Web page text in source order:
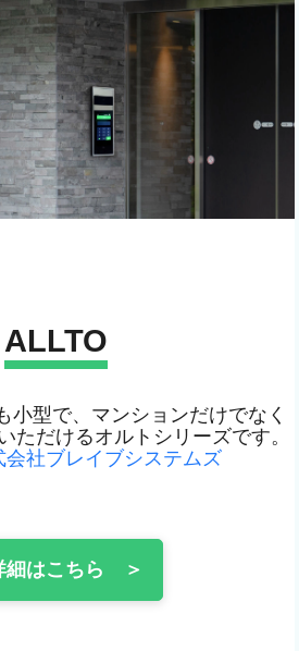
ALLTO
小型で、マンションだけでなく
ただけるオルトシリーズです。
会社ブレイブシステムズ
細はこちら